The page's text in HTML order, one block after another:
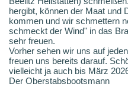
hergibt, können der Maat und
kommen und wir schmettern
schmeckt der Wind" in das
sehr freuen.
Vorher sehen wir uns auf
freuen uns bereits darauf.
vielleicht ja auch bis März
Der Oberstabsbootsmann